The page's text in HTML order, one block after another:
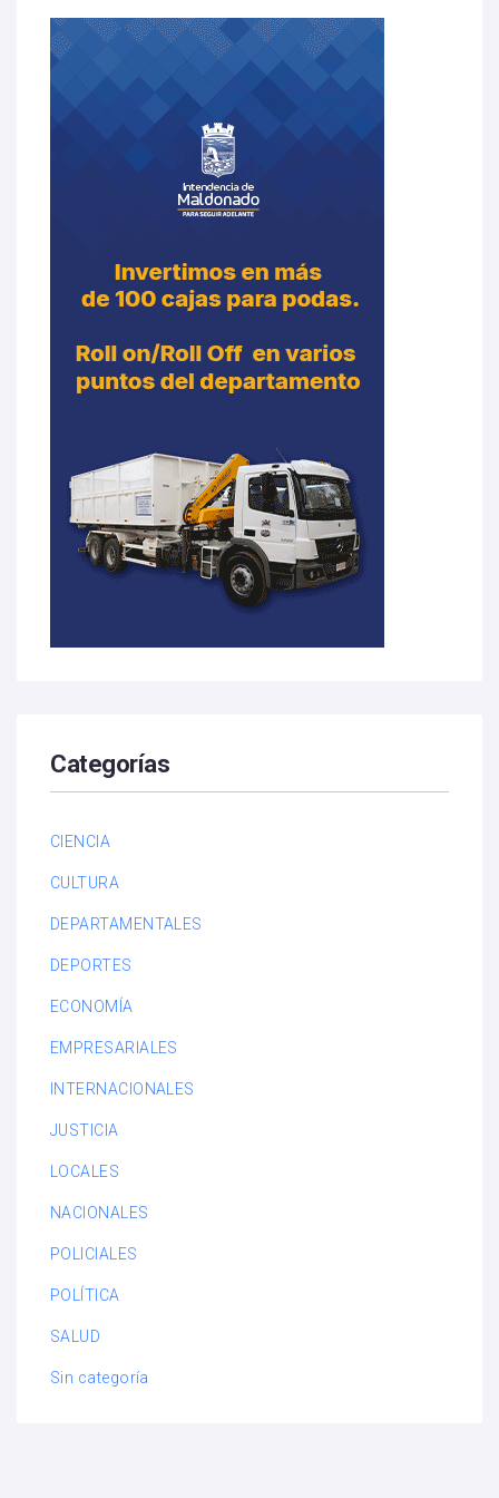
Categorías
CIENCIA
CULTURA
DEPARTAMENTALES
DEPORTES
ECONOMÍA
EMPRESARIALES
INTERNACIONALES
JUSTICIA
LOCALES
NACIONALES
POLICIALES
POLÍTICA
SALUD
Sin categoría